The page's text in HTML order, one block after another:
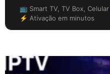
📺 Smart TV, TV Box, Celular
⚡ Ativação em minutos